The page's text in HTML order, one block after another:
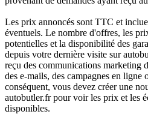
Les prix annoncés sont TTC et
éventuels. Le nombre d'offres, les
potentielles et la disponibilité des
depuis votre dernière visite sur
reçu des communications marketing
des e-mails, des campagnes en ligne
conséquent, vous devez créer une
autobutler.fr pour voir les prix et les
disponibles.